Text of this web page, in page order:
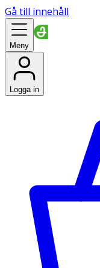
Gå till innehåll
Meny
Logga in